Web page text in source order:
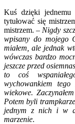
Kuś dzięki jednemu
tytułować się
mistrzem. – Nigdy
wpisany do mojego
miałem, ale jednak
wówczas bardzo
jeszcze przed
to coś
wychowankiem tego
wiekowe.
Potem byli
jednym z nich i w
marzenie.